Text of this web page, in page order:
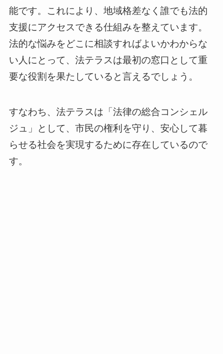
能です。これにより、地域格差なく誰でも法的
支援にアクセスできる仕組みを整えています。
法的な悩みをどこに相談すればよいかわからな
い人にとって、法テラスは最初の窓口として重
要な役割を果たしていると言えるでしょう。
すなわち、法テラスは「法律の総合コンシェル
ジュ」として、市民の権利を守り、安心して暮
らせる社会を実現するために存在しているので
す。